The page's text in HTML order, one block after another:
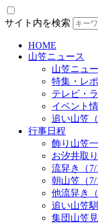
サイト内を検索
HOME
山笠ニュース
山笠ニュ
特集・レ
テレビ・
イベント
追い山笠
行事日程
飾り山笠
お汐井取り
流舁き（7/
朝山笠（7/
他流舁き（
追い山笠馴
集団山笠見